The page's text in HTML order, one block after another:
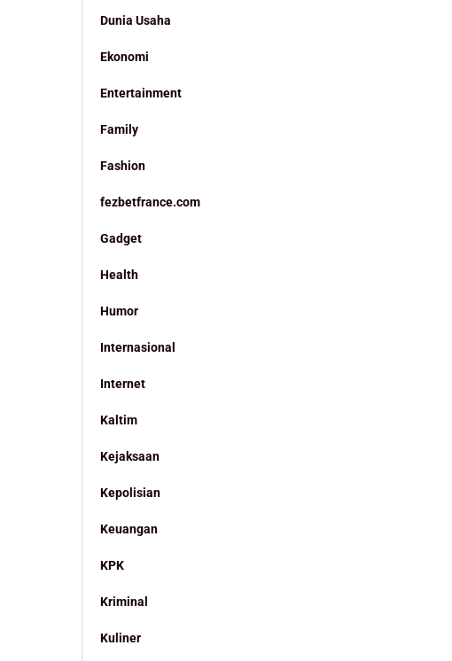
Dunia Usaha
Ekonomi
Entertainment
Family
Fashion
fezbetfrance.com
Gadget
Health
Humor
Internasional
Internet
Kaltim
Kejaksaan
Kepolisian
Keuangan
KPK
Kriminal
Kuliner